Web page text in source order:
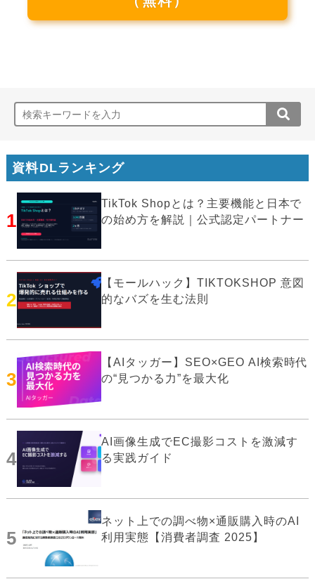
資料DLランキング
1
TikTok Shopとは？主要機能と日本で
の始め方を解説｜公式認定パートナー
2
【モールハック】TIKTOKSHOP 意図
的なバズを生む法則
3
【AIタッガー】SEO×GEO AI検索時代
の“見つかる力”を最大化
4
AI画像生成でEC撮影コストを激減す
る実践ガイド
5
ネット上での調べ物×通販購入時のAI
利用実態【消費者調査 2025】